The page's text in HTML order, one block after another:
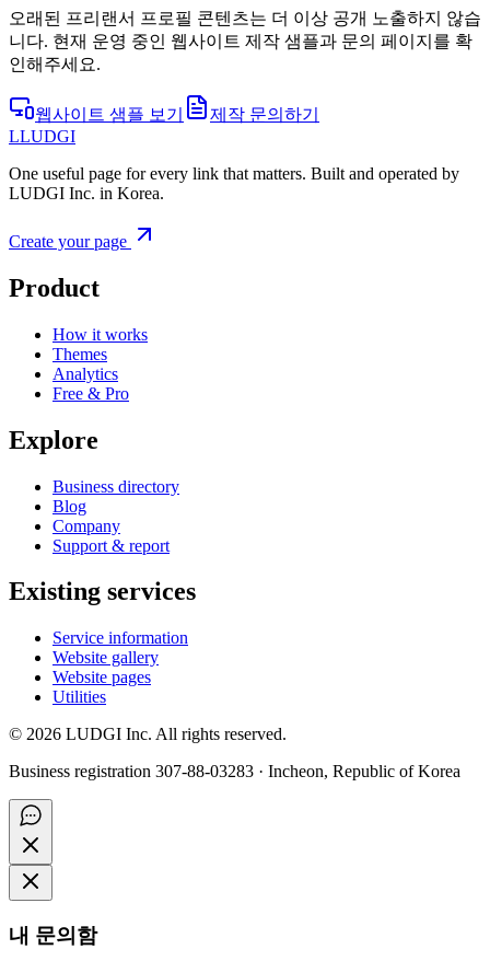
오래된 프리랜서 프로필 콘텐츠는 더 이상 공개 노출하지 않습
니다. 현재 운영 중인 웹사이트 제작 샘플과 문의 페이지를 확
인해주세요.
웹사이트 샘플 보기
제작 문의하기
LLUDGI
One useful page for every link that matters. Built and operated by
LUDGI Inc. in Korea.
Create your page
Product
How it works
Themes
Analytics
Free & Pro
Explore
Business directory
Blog
Company
Support & report
Existing services
Service information
Website gallery
Website pages
Utilities
© 2026 LUDGI Inc. All rights reserved.
Business registration 307-88-03283 · Incheon, Republic of Korea
내 문의함